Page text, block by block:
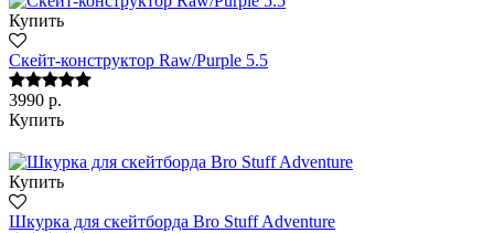
Купить
Скейт-конструктор Raw/Purple 5.5
3990 р.
Купить
Купить
Шкурка для скейтборда Bro Stuff Adventure